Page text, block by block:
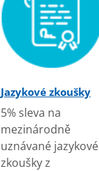
Jazykové zkoušky
5% sleva na
mezinárodně
uznávané jazykové
zkoušky z